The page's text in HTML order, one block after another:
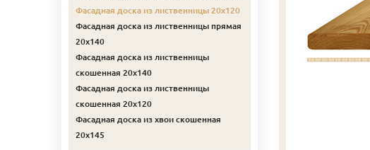
Фасадная доска из лиственницы 20х120
Фасадная доска из лиственницы прямая
20х140
Фасадная доска из лиственницы
скошенная 20х140
Фасадная доска из лиственницы
скошенная 20х120
Фасадная доска из хвои скошенная
20х145